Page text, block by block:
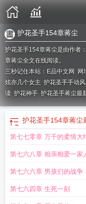
护花圣手154章蒋尘
护花圣手154章蒋尘是由作者
章蒋尘全文在线阅读。
三秒记住本站：E品中文网 网
炫亦几个女主 护花圣手手动
读 护花神手 护花圣手蒋尘最
尘护花圣手154章蒋尘护花
圣手 炫亦 护花圣手王健军最
度百科
兵护花圣手炫亦护花圣手妙
护花圣手154章蒋尘
第七七零章 万千的柔情大
第七六八章 相亲相爱一家
第七六六章 男孩们的战争
第七六四章 生死一刻